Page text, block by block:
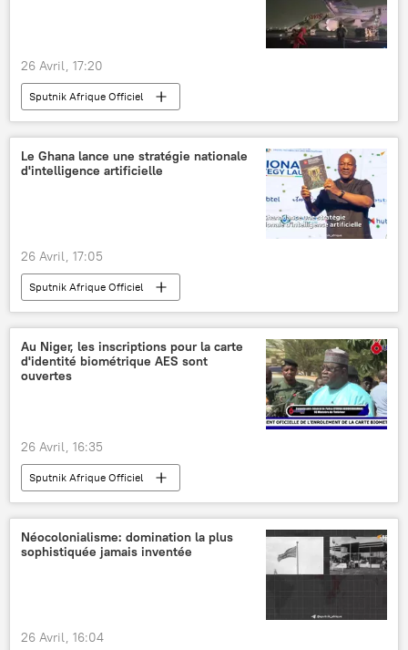
26 Avril, 17:20
Sputnik Afrique Officiel
Le Ghana lance une stratégie nationale
d'intelligence artificielle
26 Avril, 17:05
Sputnik Afrique Officiel
Au Niger, les inscriptions pour la carte
d'identité biométrique AES sont
ouvertes
26 Avril, 16:35
Sputnik Afrique Officiel
Néocolonialisme: domination la plus
sophistiquée jamais inventée
26 Avril, 16:04